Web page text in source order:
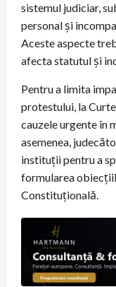
sistemul judiciar,
personal și
Aceste aspecte
afecta statutul și
Pentru a limita
protestului, la
cauzele urgente în
asemenea,
instituții pentru a
formularea
Constituțională.